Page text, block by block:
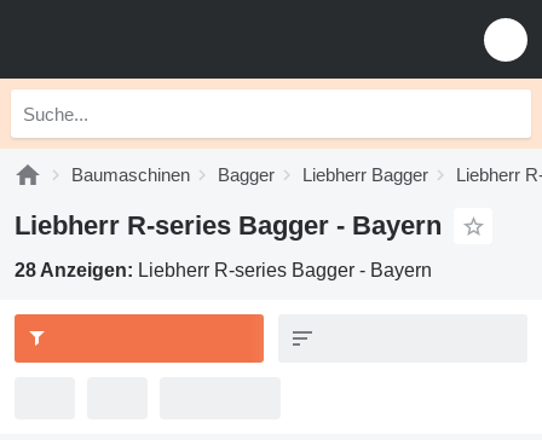
Baumaschinen Bagger Liebherr Bagger Liebherr
Liebherr R-series Bagger - Bayern
28 Anzeigen: Liebherr R-series Bagger - Bayern